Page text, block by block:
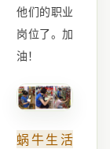
他们的职业
岗位了。加
油！
蜗牛生活